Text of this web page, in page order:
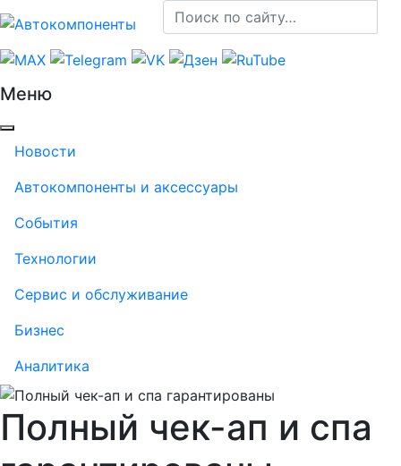
Меню
Новости
Автокомпоненты и аксессуары
События
Технологии
Сервис и обслуживание
Бизнес
Аналитика
Полный чек-ап и спа